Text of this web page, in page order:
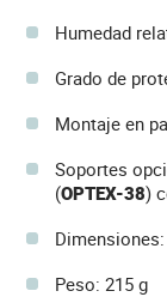
Humedad
Grado de
Montaje en
Soportes
(OPTEX-38)
Peso: 215 g